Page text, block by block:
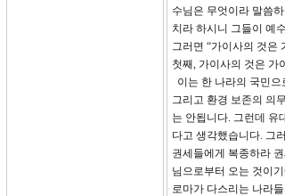
수님은 무엇이라 말씀
치라 하시니 그들이 예
그러면 “가이사의 것은
첫째, 가이사의 것은 가
이는 한 나라의 국민
그리고 환경 보존의 의
는 안됩니다. 그런데 유
다고 생각했습니다. 그
권세들에게 복종하라
님으로부터 오는 것이
로마가 다스리는 나라